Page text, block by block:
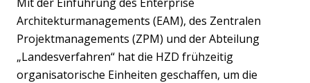
Architekturmanagements (EAM), des Zentralen
Projektmanagements (ZPM) und der Abteilung
„Landesverfahren“ hat die HZD frühzeitig
organisatorische Einheiten geschaffen, um die